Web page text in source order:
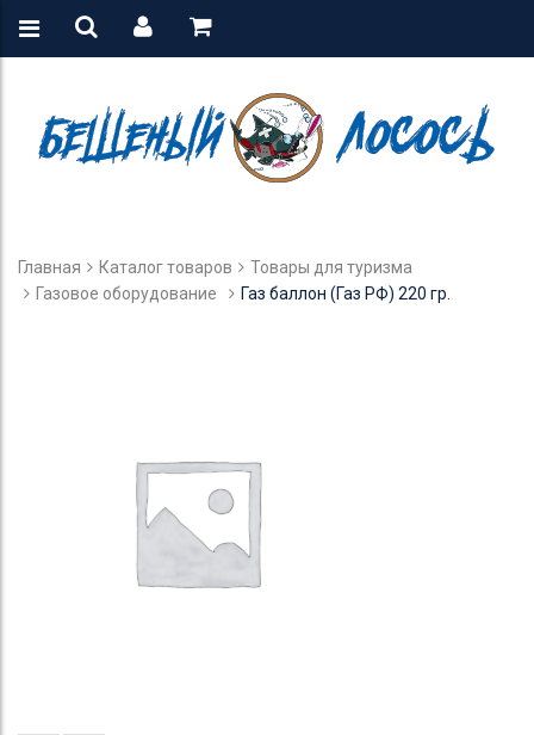
Главная Каталог товаров
Товары для туризма
Газовое оборудование
Газ баллон (Газ РФ) 220 гр.